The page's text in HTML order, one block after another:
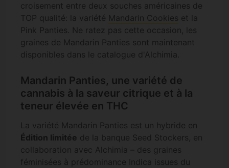
croisement entre deux souches américaines de
TOP qualité: la variété Mandarin Cookies et la
Pink Panties. Ne ratez pas cette occasion, les
graines de Mandarin Panties sont maintenant
disponibles dans le catalogue d'Alchimia.
Mandarin Panties, une variété de
cannabis à la saveur citrique et à la
teneur élevée en THC
La variété Mandarin Panties est un hybride en
Édition limitée de la banque Seed Stockers, en
collaboration avec Alchimia – des graines
féminisées à prédominance Indica issues du